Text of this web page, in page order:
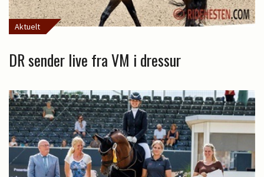
Aktuelt
DR sender live fra VM i dressur